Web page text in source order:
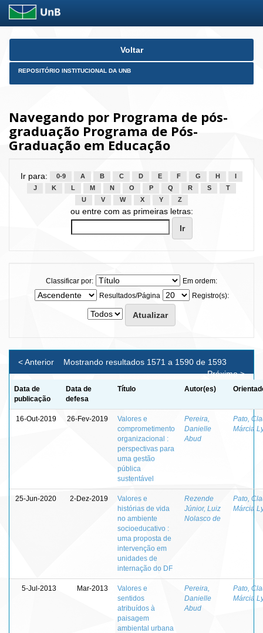
Skip
Voltar
REPOSITÓRIO INSTITUCIONAL DA UNB
Navegando por Programa de pós-
graduação Programa de Pós-
Graduação em Educação
Ir para: 0-9 A B C D E F G H
J
K L M N O P Q R S
T
U
V W X Y Z
ou entre com as primeiras letras:
Classificar por:
Em ordem:
Resultados/Página
Registro(s):
Mostrando resultados 1571 a 1590 de 1593
< Anterior
Próximo >
Data de
publicação
Data de
defesa
Título Autor(es)
16-Out-2019 26-Fev-2019
Valores e
comprometimento
organizacional :
perspectivas para
uma gestão
pública
sustentável
Pereira,
Danielle
Abud
Pato,
Márcia
25-Jun-2020 2-Dez-2019
Valores e
histórias de vida
no ambiente
socioeducativo :
uma proposta de
intervenção em
unidades de
internação do DF
Rezende
Júnior, Luiz
Nolasco de
Pato,
Márcia
5-Jul-2013 Mar-2013
Valores e
sentidos
atribuídos à
paisagem
ambiental urbana
Pereira,
Danielle
Abud
Pato,
Márcia